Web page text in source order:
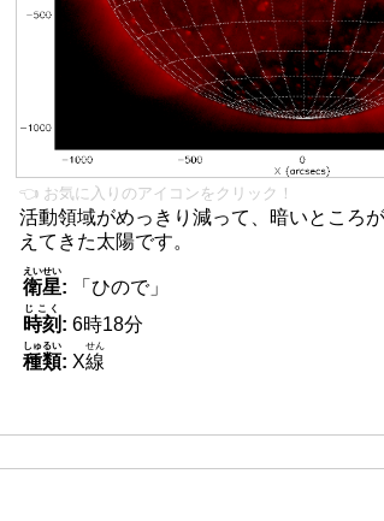
👈 お気に入りのアイコンをクリック！
活動領域がめっきり減って、暗いところ
えてきた太陽です。
衛星
えいせい
:
「ひので」
時刻
じこく
: 6時18分
種類
しゅるい
: X線
せん